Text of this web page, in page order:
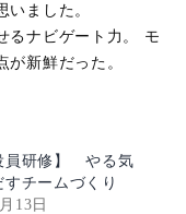
ました。
るナビゲート力。 モ
新鮮だった。
員研修】 やる気
すチームづくり
13日